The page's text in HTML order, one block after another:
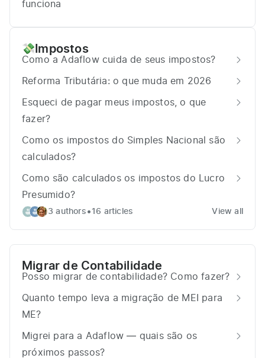
funciona
💸 Impostos
Como a Adaflow cuida de seus impostos?
Reforma Tributária: o que muda em 2026
Esqueci de pagar meus impostos, o que
fazer?
Como os impostos do Simples Nacional são
calculados?
Como são calculados os impostos do Lucro
Presumido?
3 authors •16 articles View all
Migrar de Contabilidade
Posso migrar de contabilidade? Como fazer?
Quanto tempo leva a migração de MEI para
ME?
Migrei para a Adaflow — quais são os
próximos passos?